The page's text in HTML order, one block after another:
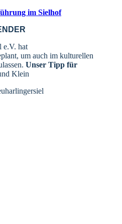
e.V. hat
um auch im kulturellen
Unser Tipp für
Klein